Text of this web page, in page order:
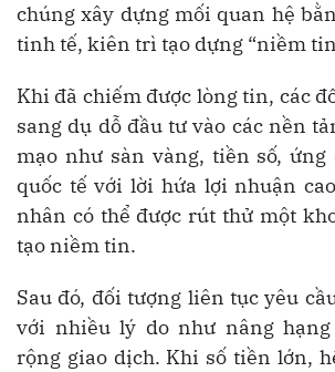
chúng xây dựng mối quan hệ
tinh tế, kiên trì tạo dựng “niềm
Khi đã chiếm được lòng tin, các
sang dụ dỗ đầu tư vào các nền
mạo như sàn vàng, tiền số,
quốc tế với lời hứa lợi nhuận
nhân có thể được rút thử một
tạo niềm tin.
Sau đó, đối tượng liên tục yêu
với nhiều lý do như nâng
rộng giao dịch. Khi số tiền lớn,